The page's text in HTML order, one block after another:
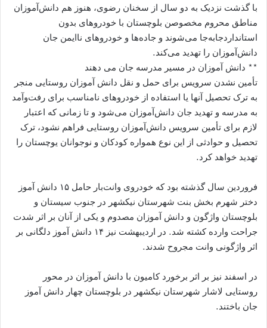
با گذشت نزدیک به دو سال از سخنان رضوی، هنوز هم دانش‌آموزان
مناطق محروم مخصوصن بلوچستان با خودروهای بدون
استانداردجابه‌جا می‌شوند و جاده‌‌ها و خودروهای ناایمن جان
دانش‌آموزان را تهدید می‌کند.
** دانش ‌آموزان در مسیر مدرسه جان می‌ دهند
تأمین ‌نشدن سرویس برای حمل‌ و نقل دانش ‌آموزان روستایی منجر
به ترک تحصیل آنها یا استفاده از خودروهای نامناسب برای رفت‌وآمد
به مدرسه و تهدید جان دانش‌‌آموزان می‌شود و تا زمانی که اعتبار
لازم برای تأمین سرویس دانش‌آموزان روستایی فراهم نشود، ترک
تحصیل و حوادثی از این نوع همواره کودکان و نوجوانان یوچستان را
تهدید خواهد کرد.
فروردین سال گذشته بود که خودروی وانت‌بار حامل ۱۵ دانش ‌آموز
دختر شهرم بخش بنت شهرستان نیکشهر در جنوب سیستان‌ و
بلوچستان واژگون و دانش ‌آموزان مصدوم و یکی از آنان بر اثر شدت
جراحت وارده کشته شد. در اردیبهشت نیز ۱۴ دانش ‌آموز دلگانی بر
اثر واژگونی وانت مجروح شدند.
در اسفند نیز بر اثر برخورد کامیون با دانش ‌آموزان در محور
روستایی لاشار شهرستان نیکشهر در بلوچستان چهار دانش ‌آموز
جان باختند.